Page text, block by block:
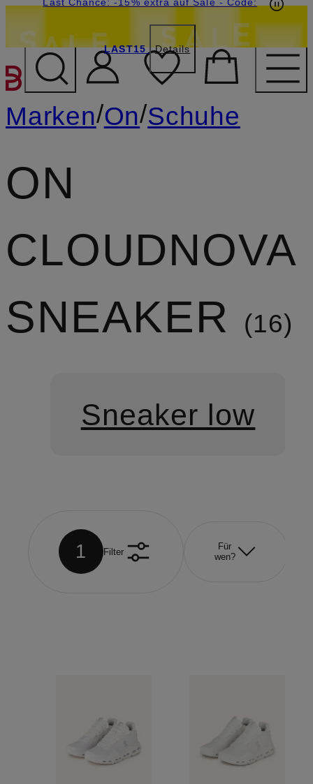
ZUM HAUPTINHALT
LAST15 Details
Marken/On/Schuhe
ON
CLOUDNOVA
SNEAKER
16
Sneaker low
1 Filter
Für
wen?